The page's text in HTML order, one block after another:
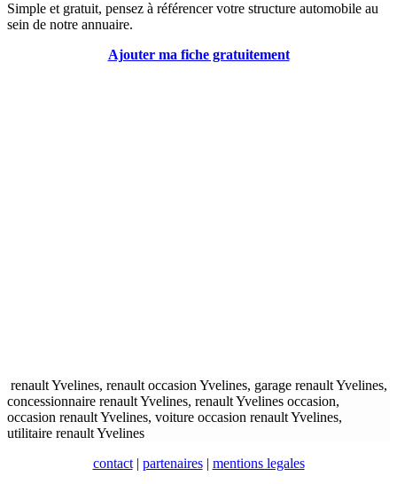
Simple et gratuit, pensez à référencer votre structure automobile au
sein de notre annuaire.
Ajouter ma fiche gratuitement
renault Yvelines, renault occasion Yvelines, garage renault Yvelines,
concessionnaire renault Yvelines, renault Yvelines occasion,
occasion renault Yvelines, voiture occasion renault Yvelines,
utilitaire renault Yvelines
contact| partenaires| mentions legales